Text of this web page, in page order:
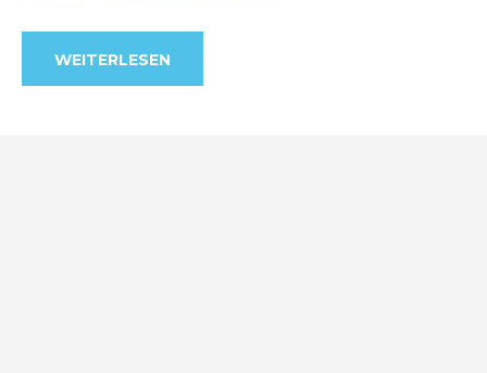
WEITERLESEN